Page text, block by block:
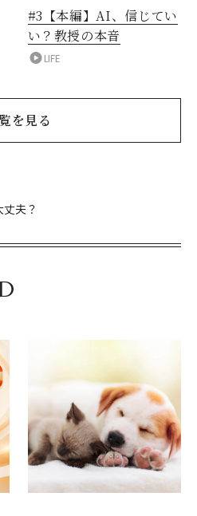
#3【本編】AI、信じてい
い？教授の本音
LIFE
を見る
夫？